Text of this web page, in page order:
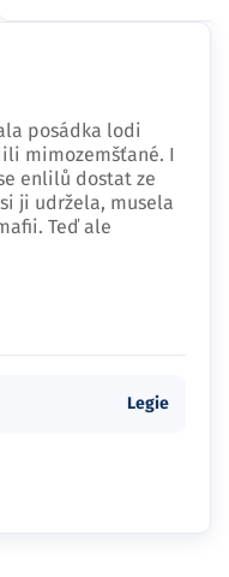
posádka lodi
mimozemšťané. I
enlilů dostat ze
ji udržela, musela
Teď ale
Legie